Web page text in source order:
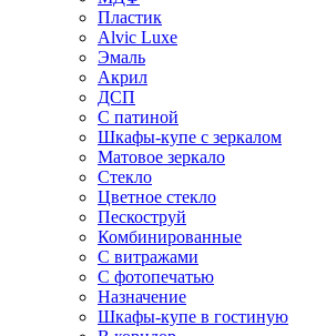
Пластик
Alvic Luxe
Эмаль
Акрил
ДСП
С патиной
Шкафы-купе с зеркалом
Матовое зеркало
Стекло
Цветное стекло
Пескоструй
Комбинированные
С витражами
С фотопечатью
Назначение
Шкафы-купе в гостиную